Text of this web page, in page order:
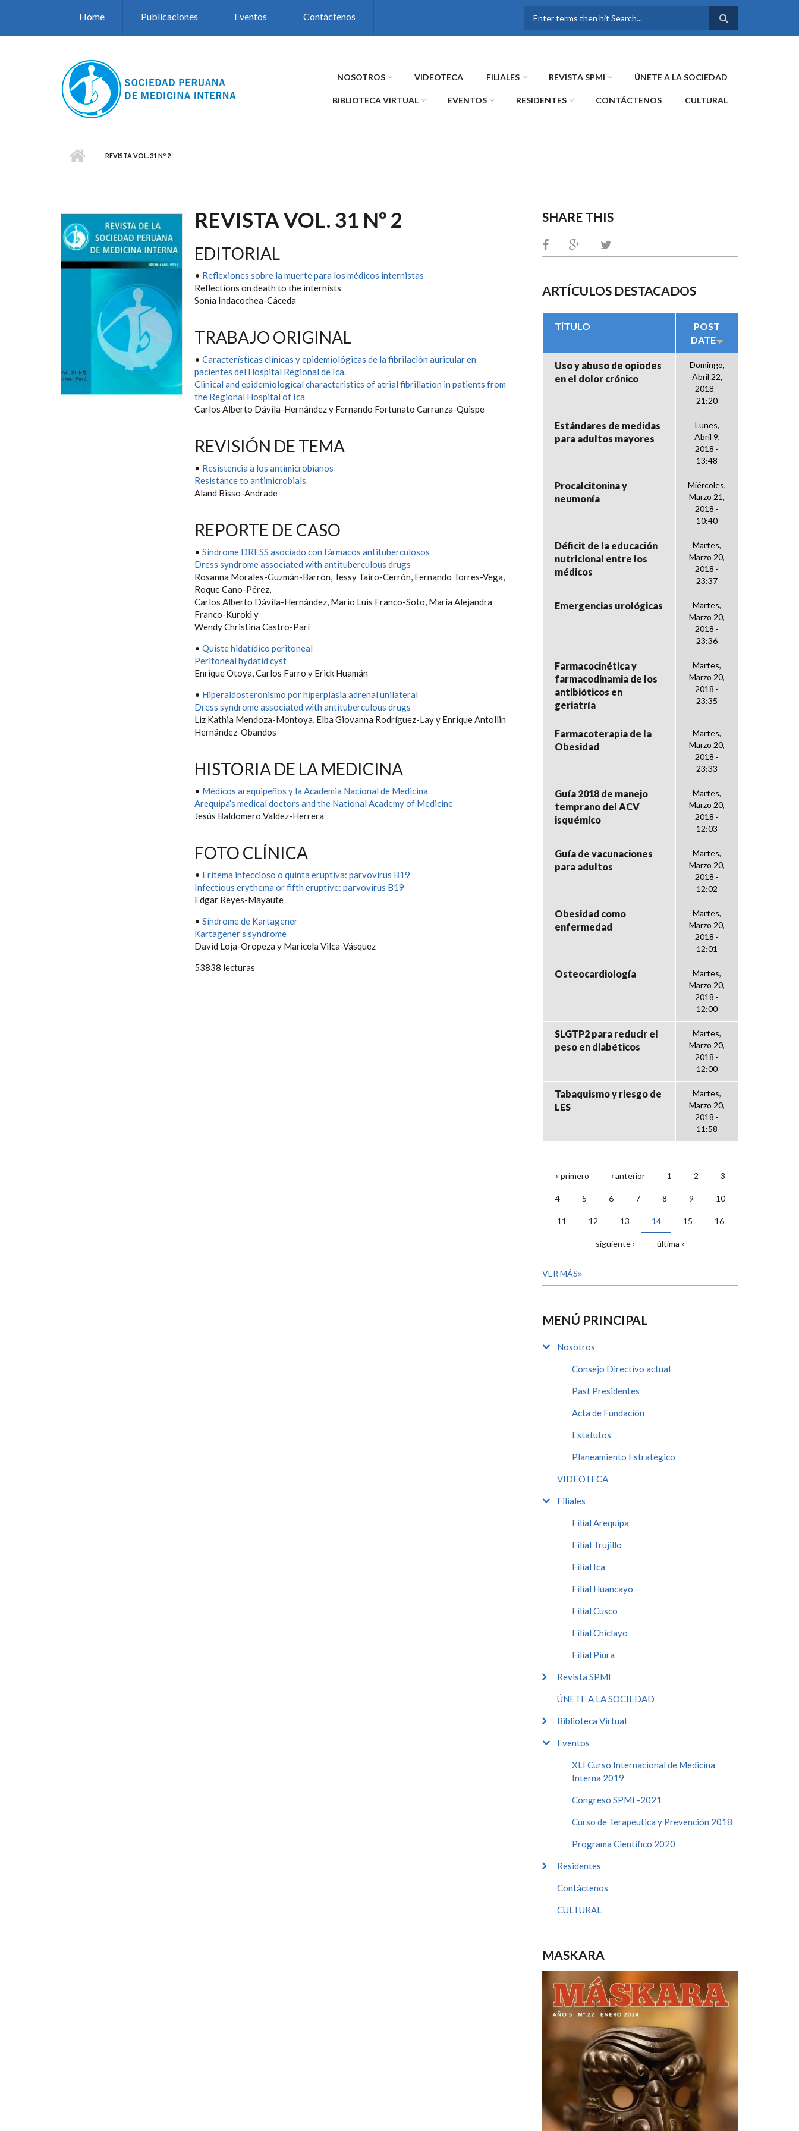
Home Publicaciones Eventos Contáctenos
FORMULARIO DE
NOSOTROS VIDEOTECA FILIALES REVISTA SPMI ÚNETE A LA SOCIEDAD
BIBLIOTECA VIRTUAL EVENTOS RESIDENTES CONTÁCTENOS CULTURAL
REVISTA VOL. 31 Nº 2
REVISTA VOL. 31 Nº 2
EDITORIAL
• Reflexiones sobre la muerte para los médicos internistas
Reflections on death to the internists
Sonia Indacochea-Cáceda
TRABAJO ORIGINAL
• Características clínicas y epidemiológicas de la fibrilación auricular en
pacientes del Hospital Regional de Ica.
Clinical and epidemiological characteristics of atrial fibrillation in patients from
the Regional Hospital of Ica
Carlos Alberto Dávila-Hernández y Fernando Fortunato Carranza-Quispe
REVISIÓN DE TEMA
• Resistencia a los antimicrobianos
Resistance to antimicrobials
Aland Bisso-Andrade
REPORTE DE CASO
• Síndrome DRESS asociado con fármacos antituberculosos
Dress syndrome associated with antituberculous drugs
Rosanna Morales-Guzmán-Barrón, Tessy Tairo-Cerrón, Fernando Torres-Vega,
Roque Cano-Pérez,
Carlos Alberto Dávila-Hernández, Mario Luis Franco-Soto, María Alejandra
Franco-Kuroki y
Wendy Christina Castro-Parí
• Quiste hidatídico peritoneal
Peritoneal hydatid cyst
Enrique Otoya, Carlos Farro y Erick Huamán
• Hiperaldosteronismo por hiperplasia adrenal unilateral
Dress syndrome associated with antituberculous drugs
Liz Kathia Mendoza-Montoya, Elba Giovanna Rodríguez-Lay y Enrique Antollin
Hernández-Obandos
HISTORIA DE LA MEDICINA
• Médicos arequipeños y la Academia Nacional de Medicina
Arequipa’s medical doctors and the National Academy of Medicine
Jesús Baldomero Valdez-Herrera
FOTO CLÍNICA
• Eritema infeccioso o quinta eruptiva: parvovirus B19
Infectious erythema or fifth eruptive: parvovirus B19
Edgar Reyes-Mayaute
• Síndrome de Kartagener
Kartagener’s syndrome
David Loja-Oropeza y Maricela Vilca-Vásquez
53838 lecturas
SHARE THIS
ARTÍCULOS DESTACADOS
TÍTULO
POST
DATE
Uso y abuso de opiodes
en el dolor crónico
Domingo,
Abril 22,
2018 -
21:20
Estándares de medidas
para adultos mayores
Lunes,
Abril 9,
2018 -
13:48
Procalcitonina y
neumonía
Miércoles,
Marzo 21,
2018 -
10:40
Déficit de la educación
nutricional entre los
médicos
Martes,
Marzo 20,
2018 -
23:37
Emergencias urológicas
Martes,
Marzo 20,
2018 -
23:36
Farmacocinética y
farmacodinamia de los
antibióticos en
geriatría
Martes,
Marzo 20,
2018 -
23:35
Farmacoterapia de la
Obesidad
Martes,
Marzo 20,
2018 -
23:33
Guía 2018 de manejo
temprano del ACV
isquémico
Martes,
Marzo 20,
2018 -
12:03
Guía de vacunaciones
para adultos
Martes,
Marzo 20,
2018 -
12:02
Obesidad como
enfermedad
Martes,
Marzo 20,
2018 -
12:01
Osteocardiología
Martes,
Marzo 20,
2018 -
12:00
SLGTP2 para reducir el
peso en diabéticos
Martes,
Marzo 20,
2018 -
12:00
Tabaquismo y riesgo de
LES
Martes,
Marzo 20,
2018 -
11:58
PÁGINAS
« primero ‹ anterior 1 2 3
4 5 6 7 8 9 10
11 12 13 14 15 16
siguiente › última »
VER MÁS
MENÚ PRINCIPAL
Nosotros
Consejo Directivo actual
Past Presidentes
Acta de Fundación
Estatutos
Planeamiento Estratégico
VIDEOTECA
Filiales
Filial Arequipa
Filial Trujillo
Filial Ica
Filial Huancayo
Filial Cusco
Filial Chiclayo
Filial Piura
Revista SPMI
ÚNETE A LA SOCIEDAD
Biblioteca Virtual
Eventos
XLI Curso Internacional de Medicina
Interna 2019
Congreso SPMI -2021
Curso de Terapéutica y Prevención 2018
Programa Cientifico 2020
Residentes
Contáctenos
CULTURAL
MASKARA